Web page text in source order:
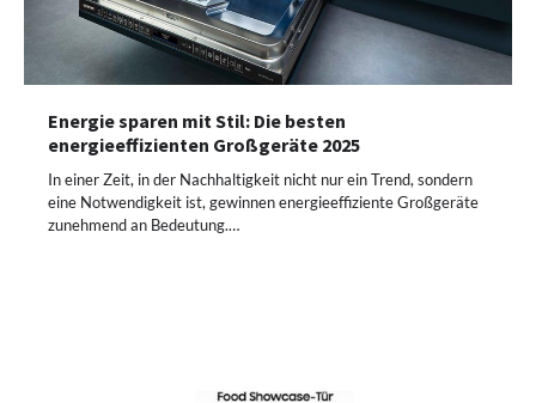
Energie sparen mit Stil: Die besten
energieeffizienten Großgeräte 2025
In einer Zeit, in der Nachhaltigkeit nicht nur ein Trend, sondern
eine Notwendigkeit ist, gewinnen energieeffiziente Großgeräte
zunehmend an Bedeutung.…